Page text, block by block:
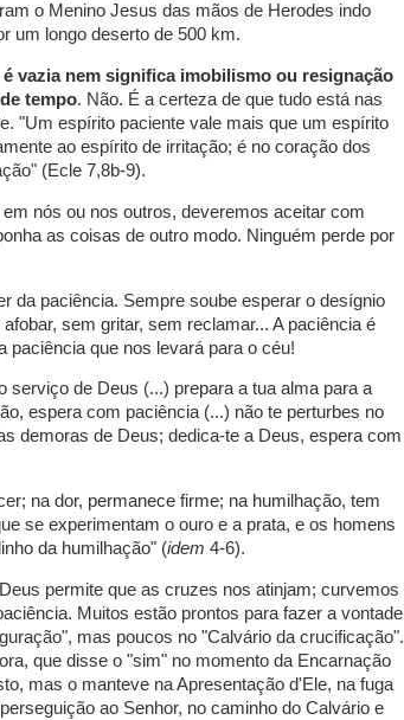
o Menino Jesus das mãos de Herodes indo
um longo deserto de 500 km.
vazia nem significa imobilismo ou resignação
tempo. Não. É a certeza de que tudo está nas
"Um espírito paciente vale mais que um espírito
ao espírito de irritação; é no coração dos
(Ecle 7,8b-9).
nós ou nos outros, deveremos aceitar com
as coisas de outro modo. Ninguém perde por
da paciência. Sempre soube esperar o desígnio
sem gritar, sem reclamar... A paciência é
paciência que nos levará para o céu!
serviço de Deus (...) prepara a tua alma para a
espera com paciência (...) não te perturbes no
demoras de Deus; dedica-te a Deus, espera com
na dor, permanece firme; na humilhação, tem
se experimentam o ouro e a prata, e os homens
da humilhação" (idem 4-6).
permite que as cruzes nos atinjam; curvemos
Muitos estão prontos para fazer a vontade
mas poucos no "Calvário da crucificação".
que disse o "sim" no momento da Encarnação
mas o manteve na Apresentação d'Ele, na fuga
ao Senhor, no caminho do Calvário e